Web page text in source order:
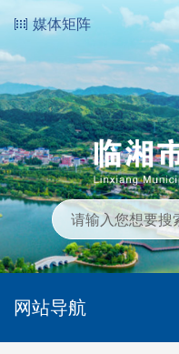
媒体矩阵
网站导航